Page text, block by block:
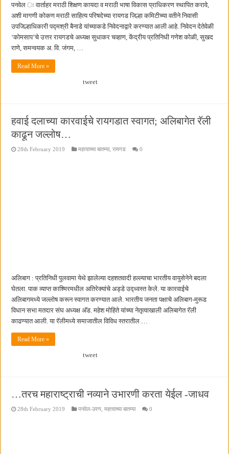
पनवेल ः वार्ताहर मराठी शिक्षण कायदा व मराठी भाषा विकास प्राधिकरण स्थापित करावे,
अशी मागणी कोकण मराठी साहित्य परिषदेच्या रायगड जिल्हा कमिटीच्या वतीने निवासी
उपजिल्हाधिकारी पद्मश्री बैनाडे यांच्याकडे निवेदनाद्वारे करण्यात आली आहे. निवेदन देतेवेळी
‘कोमसाप’चे उत्तर रायगडचे अध्यक्ष सुधाकर चव्हाण, केंद्रीय प्रतिनिधी गणेश कोळी, सुखद
राणे, समन्वयक अ. वि. जंगम, …
Read More »
tweet
हवाई दलाच्या कारवाईचे रायगडात स्वागत; अलिबागेत रॅली
काढून जल्लोष…
28th February 2019 महत्वाच्या बातम्या,रायगड 0
अलिबाग : प्रतिनिधी पुलवामा येथे झालेल्या दहशतवादी हल्ल्याचा भारतीय वायुसेनेने बदला
घेतला. पाक व्याप्त काश्मिरमधील अतिरेक्यांचे अड्डे उद्ध्वस्त केले. या कारवाईचे
अलिबागमध्ये जल्लोष करून स्वागत करण्यात आले. भारतीय जनता पक्षाचे अलिबाग-मुरूड
विधान सभा मतदार संघ अध्यक्ष अ‍ॅड. महेश मोहिते यांच्या नेतृत्वाखाली अलिबागेत रॅली
काढण्यात आली. या रॅलीमध्ये समाजातील विविध स्तरातील …
Read More »
tweet
…तरच महाराष्ट्राची नव्याने उभारणी करता येईल -जाधव
28th February 2019 पनवेल-उरण ,महत्वाच्या बातम्या 0